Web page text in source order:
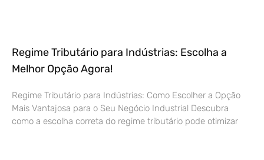
Regime Tributário para Indústrias: Escolha a
Melhor Opção Agora!
Regime Tributário para Indústrias: Como Escolher a Opção
Mais Vantajosa para o Seu Negócio Industrial Descubra
como a escolha correta do regime tributário pode otimizar